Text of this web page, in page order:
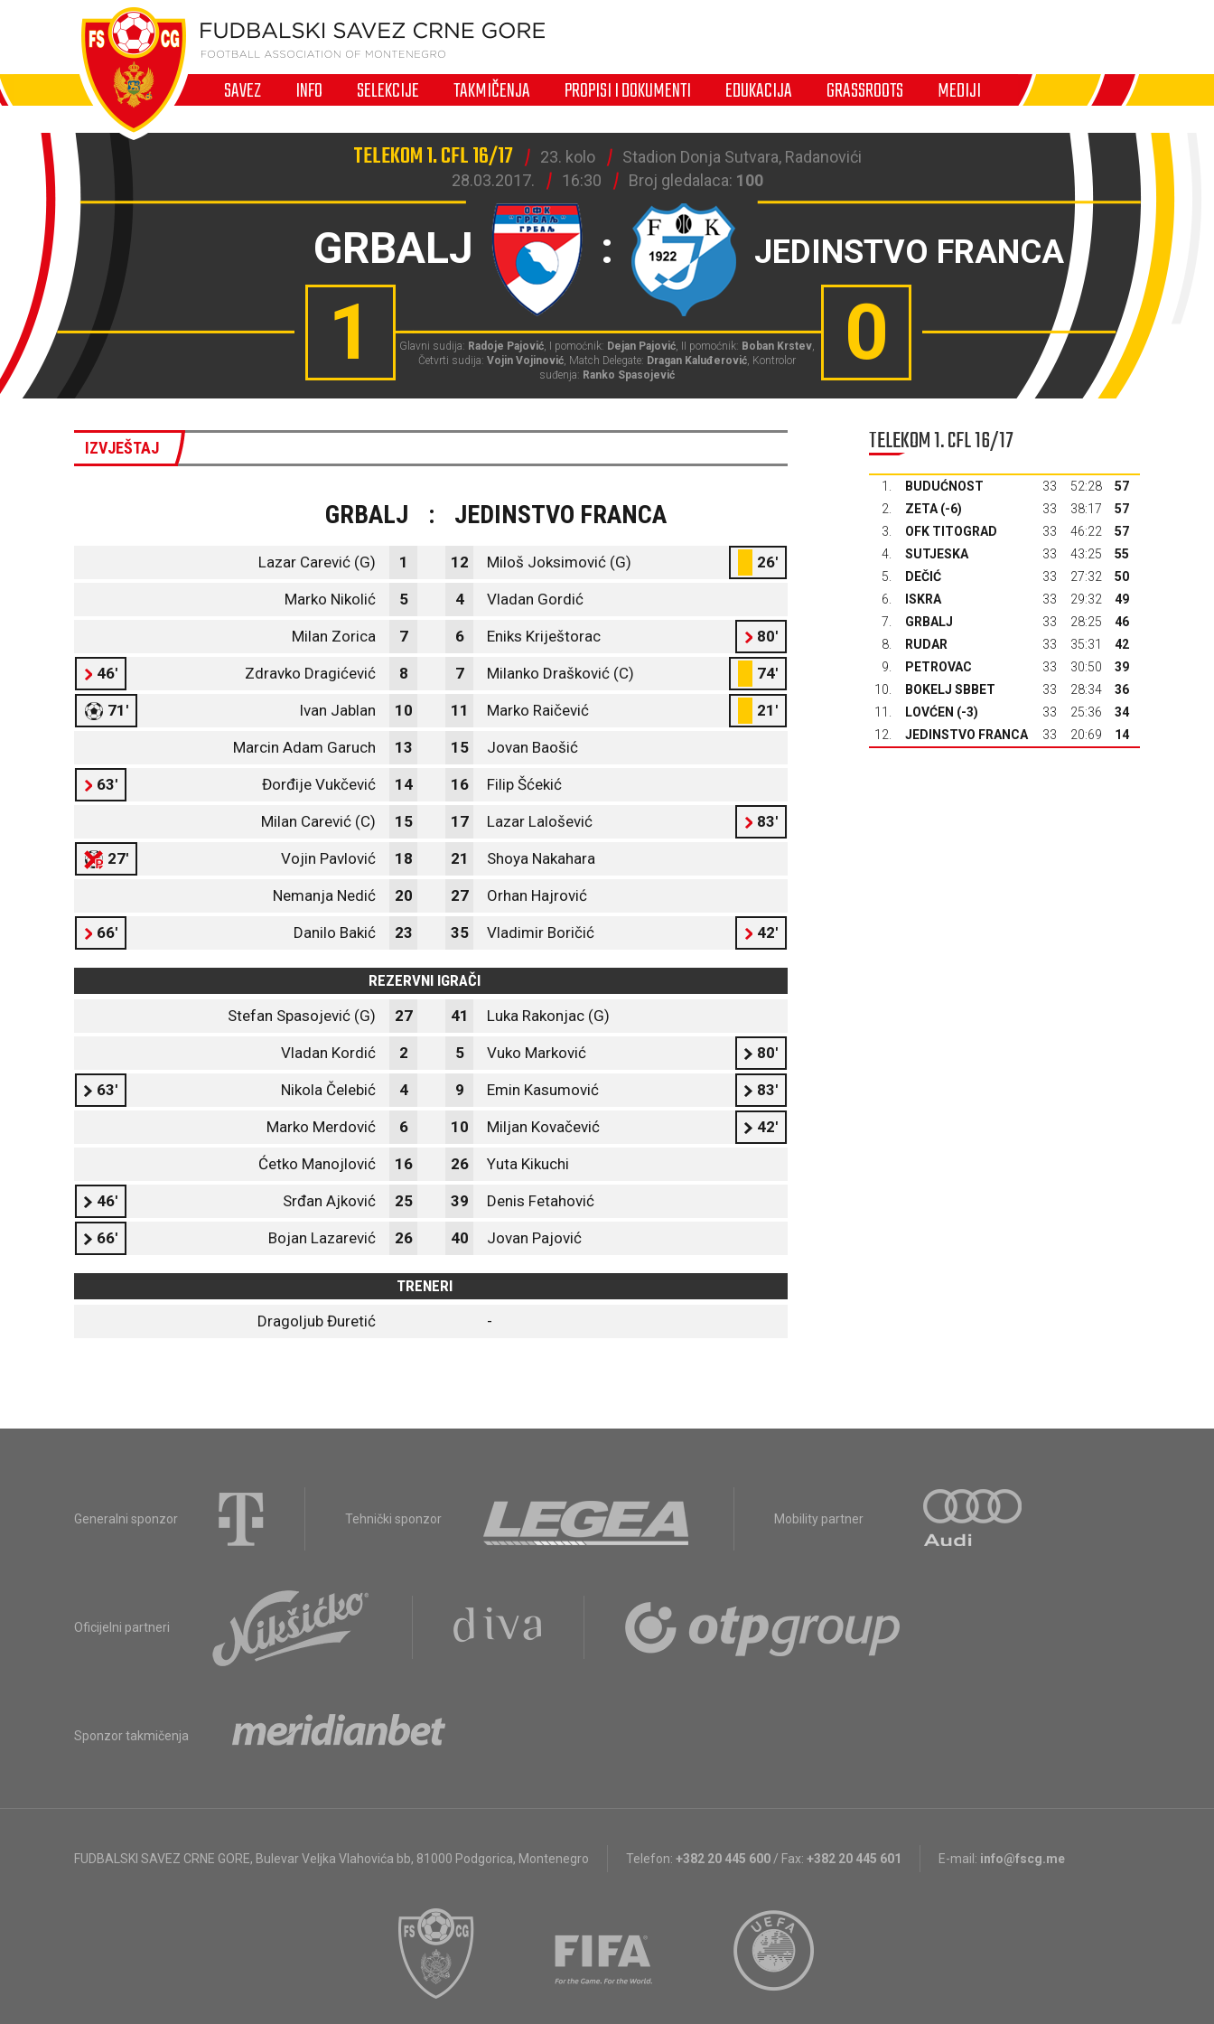
SAVEZ INFO SELEKCIJE TAKMIČENJA PROPISI I DOKUMENTI EDUKACIJA GRASSROOTS MEDIJI
TELEKOM 1. CFL 16/17 23. kolo
Stadion Donja Sutvara, Radanovići
28.03.2017.
16:30 Broj gledalaca: 100
GRBALJ : JEDINSTVO FRANCA
1 0
Glavni sudija: Radoje Pajović, I pomoćnik: Dejan Pajović, II pomoćnik: Boban Krstev,
Četvrti sudija: Vojin Vojinović, Match Delegate: Dragan Kaluđerović, Kontrolor
suđenja: Ranko Spasojević
IZVJEŠTAJ
GRBALJ : JEDINSTVO FRANCA
Lazar Carević (G) 1 12 Miloš Joksimović (G) 26'
Marko Nikolić 5 4 Vladan Gordić
Milan Zorica 7 6 Eniks Kriještorac 80'
46' Zdravko Dragićević 8 7 Milanko Drašković (C) 74'
71' Ivan Jablan 10 11 Marko Raičević 21'
Marcin Adam Garuch 13 15 Jovan Baošić
63' Đorđije Vukčević 14 16 Filip Šćekić
Milan Carević (C) 15 17 Lazar Lalošević 83'
27' Vojin Pavlović 18 21 Shoya Nakahara
Nemanja Nedić 20 27 Orhan Hajrović
66' Danilo Bakić 23 35 Vladimir Boričić 42'
REZERVNI IGRAČI
Stefan Spasojević (G)
27 41 Luka Rakonjac (G)
Vladan Kordić 2 5 Vuko Marković 80'
63' Nikola Čelebić 4 9 Emin Kasumović 83'
Marko Merdović 6 10 Miljan Kovačević 42'
Ćetko Manojlović 16 26 Yuta Kikuchi
46' Srđan Ajković 25 39 Denis Fetahović
66' Bojan Lazarević 26 40 Jovan Pajović
TRENERI
Dragoljub Đuretić
-
TELEKOM 1. CFL 16/17
1. BUDUĆNOST 33 52:28
57
2.
ZETA (-6) 33 38:17
57
3.
OFK TITOGRAD 33 46:22
57
4.
SUTJESKA 33 43:25
55
5.
DEČIĆ 33 27:32
50
6.
ISKRA 33 29:32
49
7.
GRBALJ 33 28:25
46
8.
RUDAR 33 35:31
42
9.
PETROVAC 33 30:50
39
10.
BOKELJ SBBET 33 28:34
36
11.
LOVĆEN (-3) 33 25:36
34
12.
JEDINSTVO FRANCA 33 20:69 14
Generalni sponzor Tehnički sponzor Mobility partner
Oficijelni partneri
Sponzor takmičenja
FUDBALSKI SAVEZ CRNE GORE, Bulevar Veljka Vlahovića bb, 81000 Podgorica, Montenegro Telefon: +382 20 445 600 / Fax: +382 20 445 601 E-mail: info@fscg.me